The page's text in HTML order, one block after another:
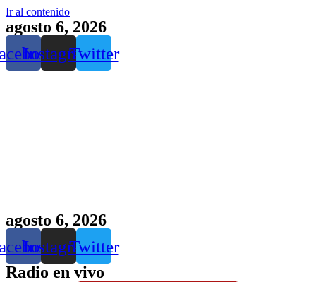
Ir al contenido
agosto 6, 2026
InstagramTwitter
agosto 6, 2026
InstagramTwitter
Radio en vivo